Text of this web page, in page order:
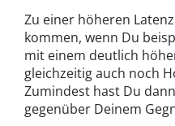
Zu einer höheren
kommen, wenn Du
mit einem deutlich
gleichzeitig auch noch
Zumindest hast Du
gegenüber Deinem